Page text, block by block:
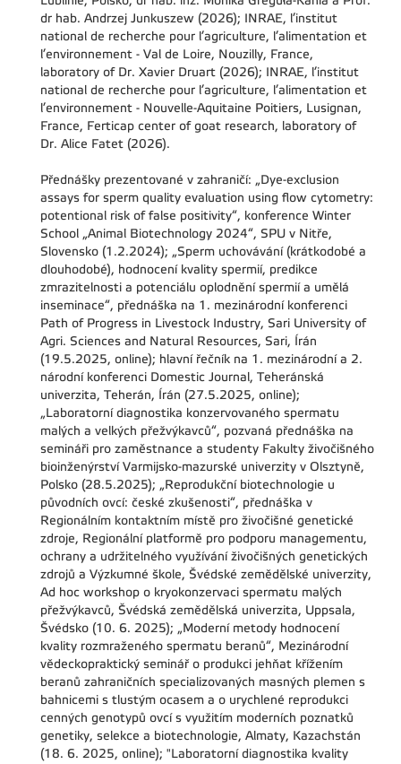
dr hab. Andrzej Junkuszew (2026); INRAE, l’institut
national de recherche pour l’agriculture, l’alimentation et
l’environnement - Val de Loire, Nouzilly, France,
laboratory of Dr. Xavier Druart (2026); INRAE, l’institut
national de recherche pour l’agriculture, l’alimentation et
l’environnement - Nouvelle-Aquitaine Poitiers, Lusignan,
France, Ferticap center of goat research, laboratory of
Dr. Alice Fatet (2026).
Přednášky prezentované v zahraničí: „Dye-exclusion
assays for sperm quality evaluation using flow cytometry:
potentional risk of false positivity“, konference Winter
School „Animal Biotechnology 2024“, SPU v Nitře,
Slovensko (1.2.2024); „Sperm uchovávání (krátkodobé a
dlouhodobé), hodnocení kvality spermií, predikce
zmrazitelnosti a potenciálu oplodnění spermií a umělá
inseminace“, přednáška na 1. mezinárodní konferenci
Path of Progress in Livestock Industry, Sari University of
Agri. Sciences and Natural Resources, Sari, Írán
(19.5.2025, online); hlavní řečník na 1. mezinárodní a 2.
národní konferenci Domestic Journal, Teheránská
univerzita, Teherán, Írán (27.5.2025, online);
„Laboratorní diagnostika konzervovaného spermatu
malých a velkých přežvýkavců“, pozvaná přednáška na
semináři pro zaměstnance a studenty Fakulty živočišného
bioinženýrství Varmijsko-mazurské univerzity v Olsztyně,
Polsko (28.5.2025); „Reprodukční biotechnologie u
původních ovcí: české zkušenosti“, přednáška v
Regionálním kontaktním místě pro živočišné genetické
zdroje, Regionální platformě pro podporu managementu,
ochrany a udržitelného využívání živočišných genetických
zdrojů a Výzkumné škole, Švédské zemědělské univerzity,
Ad hoc workshop o kryokonzervaci spermatu malých
přežvýkavců, Švédská zemědělská univerzita, Uppsala,
Švédsko (10. 6. 2025); „Moderní metody hodnocení
kvality rozmraženého spermatu beranů“, Mezinárodní
vědeckopraktický seminář o produkci jehňat křížením
beranů zahraničních specializovaných masných plemen s
bahnicemi s tlustým ocasem a o urychlené reprodukci
cenných genotypů ovcí s využitím moderních poznatků
genetiky, selekce a biotechnologie, Almaty, Kazachstán
(18. 6. 2025, online); "Laboratorní diagnostika kvality